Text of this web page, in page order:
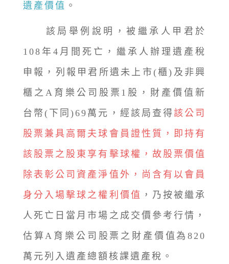
遺產價值 。
該局舉例說明，被繼承人甲君於
108年4月間死亡，繼承人辦理遺產稅
申報，列報甲君所遺未上市(櫃)及非興
櫃之A育樂公司股票1股，財產價值新
台幣(下同)69萬元，經該局查得該公司
股票兼具高爾夫球會員證性質，即持有
該股票之股東享有擊球權，故股票價值
除表彰公司資產淨值外，尚含有以會員
身分入場擊球之權利價值 ，乃按被繼承
人死亡日當月市場之成交價參考行情，
估算A育樂公司股票之財產價值為820
萬元列入遺產總額核課遺產稅。